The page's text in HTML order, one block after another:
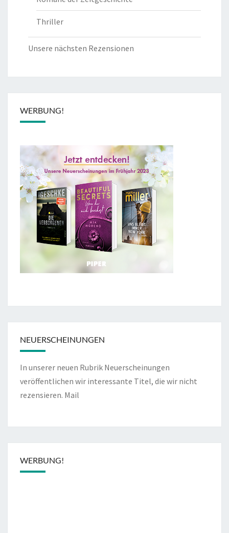
Thriller
Unsere nächsten Rezensionen
WERBUNG!
NEUERSCHEINUNGEN
In unserer neuen Rubrik Neuerscheinungen
veröffentlichen wir interessante Titel, die wir nicht
rezensieren. Mail
WERBUNG!